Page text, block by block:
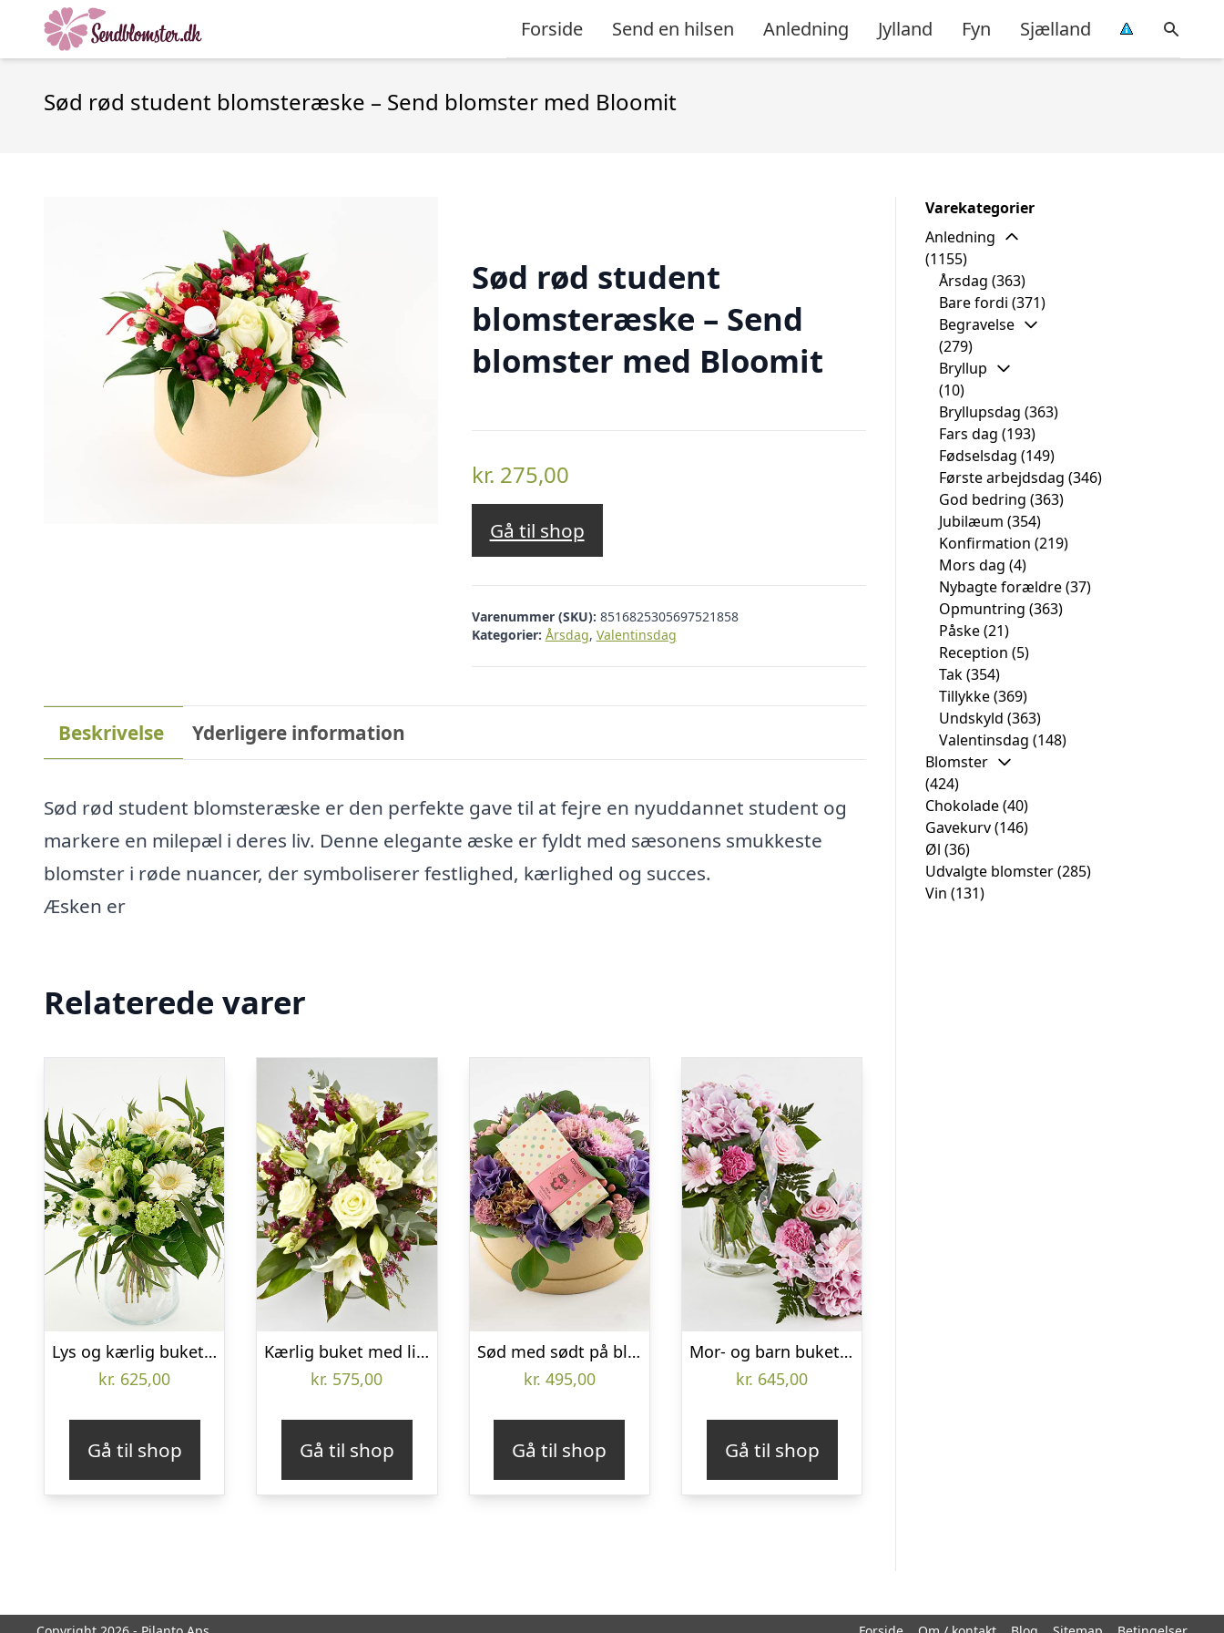
Forside Send en hilsen Anledning Jylland Fyn Sjælland
Sød rød student blomsteræske – Send blomster med Bloomit
Sød rød student
blomsteræske – Send
blomster med Bloomit
kr. 275,00
Gå til shop
Varenummer (SKU): 8516825305697521858
Kategorier: Årsdag, Valentinsdag
Beskrivelse Yderligere information
Sød rød student blomsteræske er den perfekte gave til at fejre en nyuddannet student og
markere en milepæl i deres liv. Denne elegante æske er fyldt med sæsonens smukkeste
blomster i røde nuancer, der symboliserer festlighed, kærlighed og succes.
Æsken er
Relaterede varer
Lys og kærlig buket – Send blomster med Bloomit
kr. 625,00
Gå til shop
Kærlig buket med liljer, roser mm. – Send blomster med Bloomit
kr. 575,00
Gå til shop
Sød med sødt på blomsteræske – Send blomster med Bloomit
kr. 495,00
Gå til shop
Mor- og barn buket i lyserød – Send blomster med Bloomit
kr. 645,00
Gå til shop
Varekategorier
Anledning
(1155)
Årsdag (363)
Bare fordi (371)
Begravelse
(279)
Bryllup
(10)
Bryllupsdag (363)
Fars dag (193)
Fødselsdag (149)
Første arbejdsdag (346)
God bedring (363)
Jubilæum (354)
Konfirmation (219)
Mors dag (4)
Nybagte forældre(37)
Opmuntring (363)
Påske(21)
Reception (5)
Tak(354)
Tillykke(369)
Undskyld (363)
Valentinsdag (148)
Blomster
(424)
Chokolade(40)
Gavekurv(146)
Øl (36)
Udvalgte blomster(285)
Vin (131)